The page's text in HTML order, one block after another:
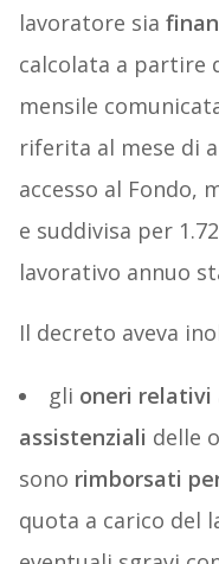
lavoratore sia
calcolata a partire
mensile
riferita al mese di
accesso al Fondo,
e suddivisa per
lavorativo annuo
Il decreto aveva
gli oneri relativi
assistenziali delle
sono rimborsati
quota a carico del